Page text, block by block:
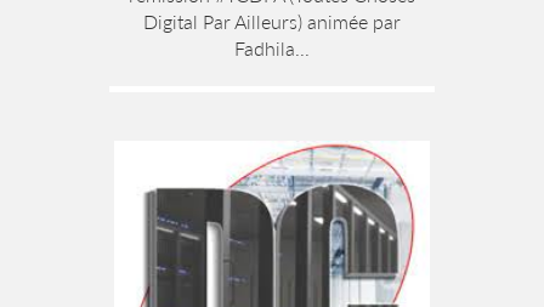
Digital Par Ailleurs) animée par
Fadhila...